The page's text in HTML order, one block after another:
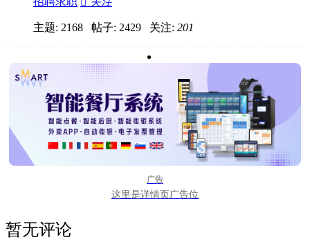
主题: 2168 帖子: 2429 关注: 201
广告
这里是详情页广告位
暂无评论